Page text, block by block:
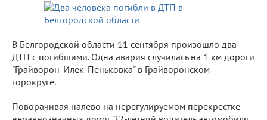
В Белгородской области 11 сентября произошло два
ДТП с погибшими. Одна авария случилась на 1 км дороги
"Грайворон-Илек-Пеньковка" в Грайворонском
горокруге.
Поворачивая налево на нерегулируемом перекрестке